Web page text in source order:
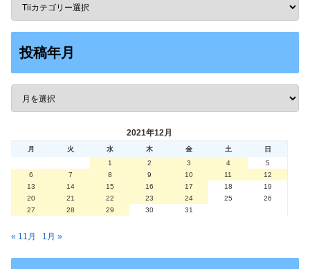
投稿年月
2021年12月
月 火 水 木 金 土
日
1
2 3 4
5
6
7 8 9 10 11
12
13
14 15 16 17 18
19
20
21 22 23 24 25
26
27
28 29 30 31
« 11月 1月 »